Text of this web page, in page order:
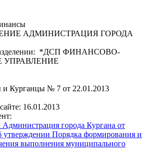
АДМИНИСТРАЦИЯ ГОРОДА
*ДСП ФИНАНСОВО-
Курганцы № 7 от 22.01.2013
16.01.2013
города Кургана от
утверждении Порядка формирования и
выполнения муниципального